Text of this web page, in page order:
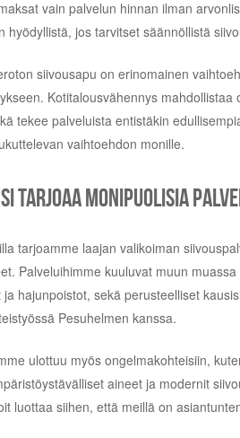
vain palvelun hinnan ilman
hyödyllistä, jos tarvitset säännöllistä
siivousapu on erinomainen
Kotitalousvähennys
tekee palveluista entistäkin
vaihtoehdon monille.
tarjoaa monipuolisia
tarjoamme laajan valikoiman
Palveluihimme kuuluvat muun
hajunpoistot, sekä perusteelliset
Pesuhelmen kanssa.
ulottuu myös ongelmakohteisiin,
aineet ja modernit
luottaa siihen, että meillä on